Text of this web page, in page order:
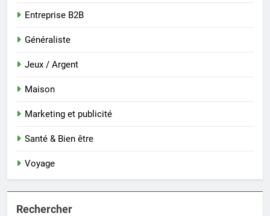
Entreprise B2B
Généraliste
Jeux / Argent
Maison
Marketing et publicité
Santé & Bien être
Voyage
Rechercher